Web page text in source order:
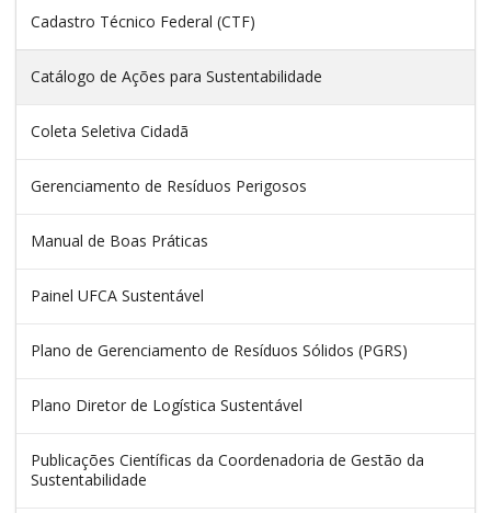
Cadastro Técnico Federal (CTF)
Catálogo de Ações para Sustentabilidade
Coleta Seletiva Cidadã
Gerenciamento de Resíduos Perigosos
Manual de Boas Práticas
Painel UFCA Sustentável
Plano de Gerenciamento de Resíduos Sólidos (PGRS)
Plano Diretor de Logística Sustentável
Publicações Científicas da Coordenadoria de Gestão da
Sustentabilidade